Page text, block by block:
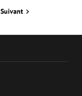
Suivant 